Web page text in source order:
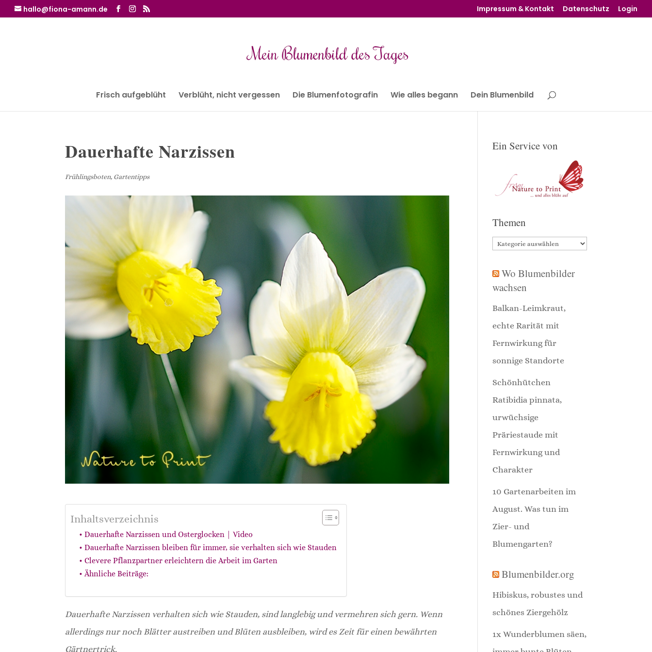
hallo@fiona-amann.de Impressum & Kontakt Datenschutz Login
Frisch aufgeblüht Verblüht, nicht vergessen Die Blumenfotografin Wie alles begann Dein Blumenbild
Dauerhafte Narzissen
Frühlingsboten, Gartentipps
Inhaltsverzeichnis
Dauerhafte Narzissen und Osterglocken | Video
Dauerhafte Narzissen bleiben für immer, sie verhalten sich wie Stauden
Clevere Pflanzpartner erleichtern die Arbeit im Garten
Ähnliche Beiträge:
Dauerhafte Narzissen verhalten sich wie Stauden, sind langlebig und vermehren sich gern. Wenn
allerdings nur noch Blätter austreiben und Blüten ausbleiben, wird es Zeit für einen bewährten
Gärtnertrick.
Ein Service von
Themen
Themen
Wo Blumenbilder
wachsen
Balkan-Leimkraut,
echte Rarität mit
Fernwirkung für
sonnige Standorte
Schönhütchen
Ratibidia pinnata,
urwüchsige
Präriestaude mit
Fernwirkung und
Charakter
10 Gartenarbeiten im
August. Was tun im
Zier- und
Blumengarten?
Blumenbilder.org
Hibiskus, robustes und
schönes Ziergehölz
1x Wunderblumen säen,